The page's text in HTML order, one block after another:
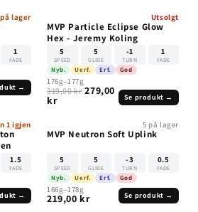
lager
1
FADE
→
UTSOLGT
Utsolgt
MVP Particle Eclipse Glow
Hex - Jeremy Koling
5
SPEED
5
GLIDE
-1
TURN
1
FADE
Nyb. Uerf. Erf. God
176g–177g
319,00 kr 279,00
kr Se produkt →
1 igjen
1.5
FADE
→
5 på lager
MVP Neutron Soft Uplink
5
SPEED
5
GLIDE
-3
TURN
0.5
FADE
Nyb. Uerf. Erf. God
166g–178g
219,00 kr Se produkt →